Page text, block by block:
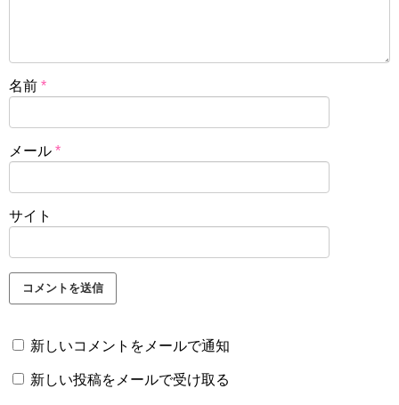
名前 *
メール *
サイト
新しいコメントをメールで通知
新しい投稿をメールで受け取る